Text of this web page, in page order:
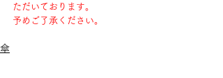
ただいております。
予めご了承ください。
傘